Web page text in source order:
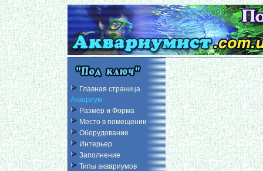
Главная страница
Аквариум
Размер и Форма
Место в помещении
Оборудование
Интерьер
Заполнение
Типы аквариумов